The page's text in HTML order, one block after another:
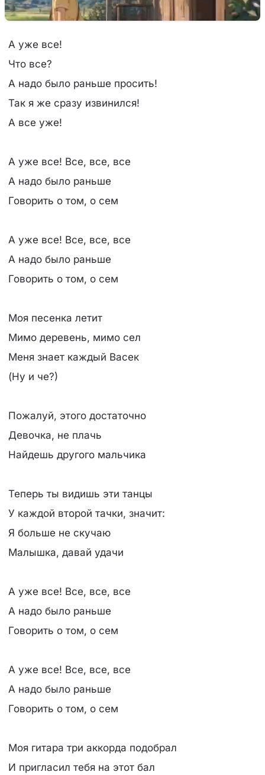
А уже все!
Что все?
А надо было раньше просить!
Так я же сразу извинился!
А все уже!
А уже все! Все, все, все
А надо было раньше
Говорить о том, о сем
А уже все! Все, все, все
А надо было раньше
Говорить о том, о сем
Моя песенка летит
Мимо деревень, мимо сел
Меня знает каждый Васек
(Ну и че?)
Пожалуй, этого достаточно
Девочка, не плачь
Найдешь другого мальчика
Теперь ты видишь эти танцы
У каждой второй тачки, значит:
Я больше не скучаю
Малышка, давай удачи
А уже все! Все, все, все
А надо было раньше
Говорить о том, о сем
А уже все! Все, все, все
А надо было раньше
Говорить о том, о сем
Моя гитара три аккорда подобрал
И пригласил тебя на этот бал